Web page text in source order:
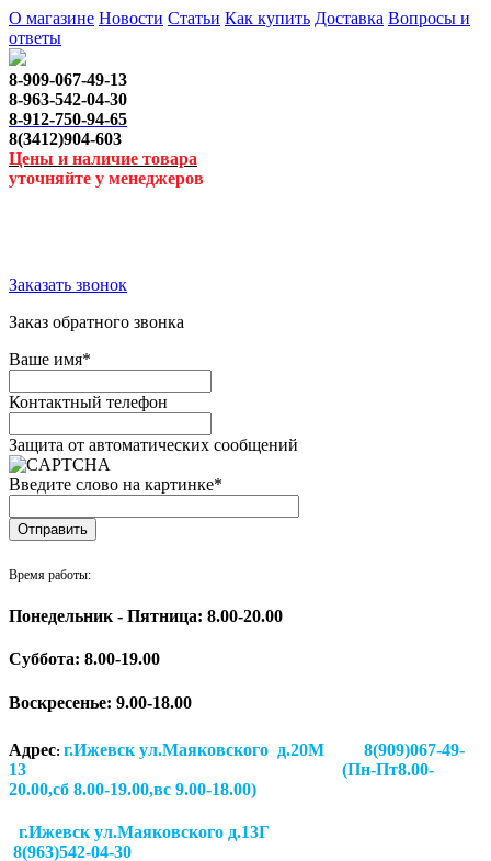
О магазине Новости Статьи Как купить Доставка Вопросы и
ответы
8-909-067-49-13
8-963-542-04-30
8-912-750-94-65
8(3412)904-603
Цены и наличие товара
уточняйте у менеджеров
Заказать звонок
Заказ обратного звонка
Ваше имя*
Контактный телефон
Защита от автоматических сообщений
Введите слово на картинке*
Время работы:
Понедельник - Пятница: 8.00-20.00
Суббота: 8.00-19.00
Воскресенье: 9.00-18.00
Адрес: г.Ижевск ул.Маяковского д.20М 8(909)067-49-
13 (Пн-Пт8.00-
20.00,сб 8.00-19.00,вс 9.00-18.00)
г.Ижевск ул.Маяковского д.13Г
8(963)542-04-30